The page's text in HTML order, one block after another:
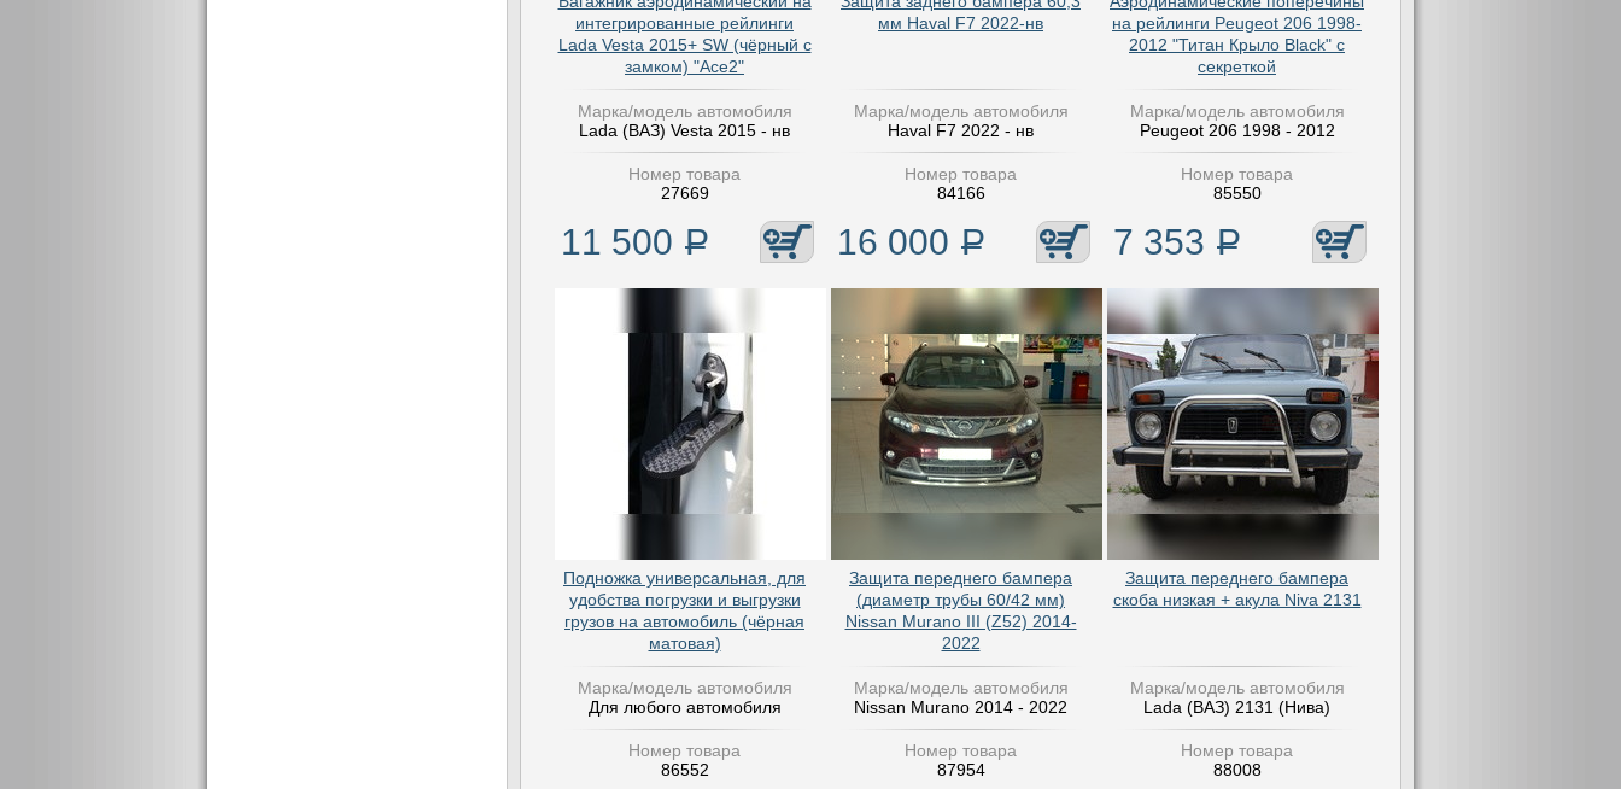
интегрированные рейлинги
Lada Vesta 2015+ SW (чёрный с
замком) "Ace2"
Марка/модель автомобиля
Lada (ВАЗ) Vesta 2015 - нв
Номер товара
27669
11 500 Р
мм Haval F7 2022-нв
Марка/модель автомобиля
Haval F7 2022 - нв
Номер товара
84166
16 000 Р
на рейлинги Peugeot 206 1998-
2012 "Титан Крыло Black" с
секреткой
Марка/модель автомобиля
Peugeot 206 1998 - 2012
Номер товара
85550
7 353 Р
Подножка универсальная, для
удобства погрузки и выгрузки
грузов на автомобиль (чёрная
матовая)
Марка/модель автомобиля
Для любого автомобиля
Номер товара
86552
Защита переднего бампера
(диаметр трубы 60/42 мм)
Nissan Murano III (Z52) 2014-
2022
Марка/модель автомобиля
Nissan Murano 2014 - 2022
Номер товара
87954
Защита переднего бампера
скоба низкая + акула Niva 2131
Марка/модель автомобиля
Lada (ВАЗ) 2131 (Нива)
Номер товара
88008